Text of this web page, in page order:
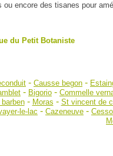
ou encore des tisanes pour
du Petit Botaniste
- Causse begon -
- Bigorio - Commelle
barben- Moras - St vincent de
le-lac - Cazeneuve -